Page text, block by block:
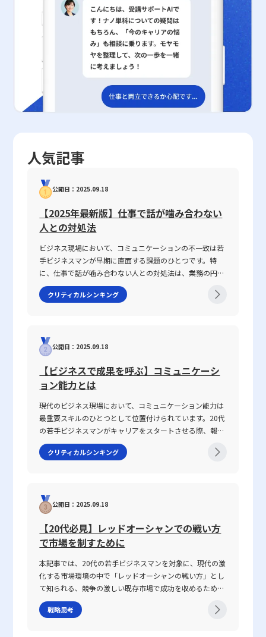
人気記事
公開日：2025.09.18
【2025年最新版】仕事で話が噛み合わない
人との対処法
ビジネス現場において、コミュニケーションの不一致は若
手ビジネスマンが早期に直面する課題のひとつです。特
に、仕事で話が噛み合わない人との対処法は、業務の円滑
な遂行や信頼関係の構築に直結する重要なテーマです。
2025年の現代において、情報の多様化や働き方の変化が進
では、なぜ「話が噛み合わない状態」が生じるのか、その
原因と背景を整理するとともに、仕事で話が噛み合わない
マンが抱えるコミュニケーションギャップについて、論理
的思考を交えて解説し、実務で役立つヒントを提供しま
「話がかみ合わない状態」とは、意図や目的の認識のズ
レ、情報の伝達不足、さらには前提条件の違いにより、相
手と効果的なコミュニケーションが図れない状況を指しま
す。多くの場合、このような現象は一方的な問題ではな
く、双方の認識の不一致や話の抽象度が高すぎることから
わらないことが挙げられます。前提条件や目的が共有され
ていない場合、会話は容易に脱線し、誤解を生む原因とな
ります。さらに、個々の話し方の好みや知識量の違い、さ
らには一方の思考が整理されずに抽象的な言葉で表現され
る場合、双方の話の噛み合わなさは一層深刻になります。
話がかみ合わない現象は、単なるコミュニケーションのミ
スではなく、現代ビジネスにおける意思疎通の複雑さと密
接に関わっています。企業内の組織体制や情報共有の仕組
事で話が噛み合わない人との対処法を模索する上での鍵と
クリティカルシンキング
公開日：2025.09.18
【ビジネスで成果を呼ぶ】コミュニケーシ
ョン能力とは
現代のビジネス現場において、コミュニケーション能力は
最重要スキルのひとつとして位置付けられています。20代
の若手ビジネスマンがキャリアをスタートさせる際、報
告・連絡・相談はもちろん、上司・部下、部署間、さらに
は対外の取引先との関係構築にもおいて、この能力は不可
構成要素、日々の実践方法、注意すべきポイントまで、専
門性の高い視点で徹底解説します。また、ICTツールが急
在する現代において、コミュニケーション能力がどのよう
に成果に結び付くのか、その背景と実践的な鍛え方につい
ミュニケーション能力とは、単に情報を伝えるだけではな
く、相手の反応を予測し、意思疎通を円滑にするための高
度なスキルを指します。ビジネスにおいては、報連相やプ
レゼンテーション、会議、さらにはオンラインツールを介
した対話など、多岐にわたるシーンで求められます。この
クリティカルシンキング
公開日：2025.09.18
【20代必見】レッドオーシャンでの戦い方
で市場を制すために
本記事では、20代の若手ビジネスマンを対象に、現代の激
化する市場環境の中で「レッドオーシャンの戦い方」とし
て知られる、競争の激しい既存市場で成功を収めるための
戦略や心得について、最新の事例とともに解説します。グ
ローバル化が進み、テクノロジーの急速な発展や市場環境
戦略思考